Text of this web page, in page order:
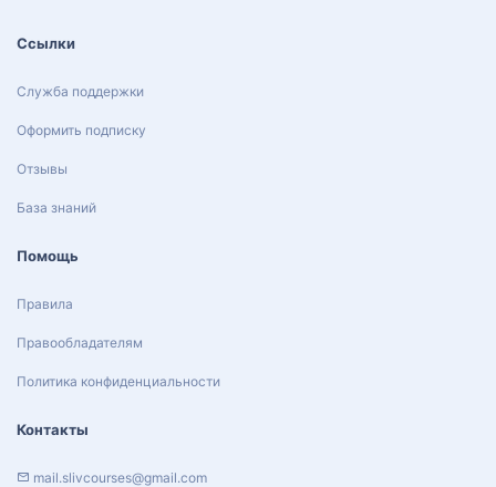
Ссылки
Служба поддержки
Оформить подписку
Отзывы
База знаний
Помощь
Правила
Правообладателям
Политика конфиденциальности
Контакты
mail.slivcourses@gmail.com